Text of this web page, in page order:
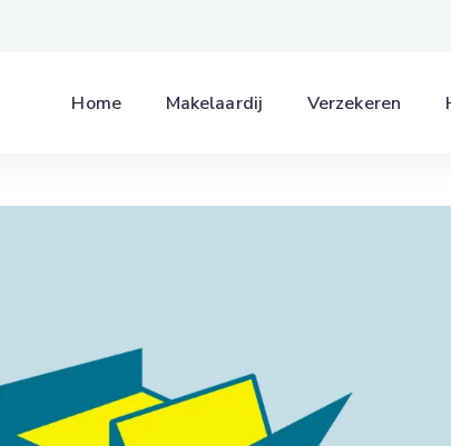
Home Makelaardij Verzekeren